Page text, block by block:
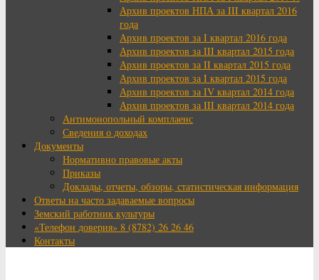
Архив проектов НПА за III квартал 2016
года
Архив проектов за I квартал 2016 года
Архив проектов за III квартал 2015 года
Архив проектов за II квартал 2015 года
Архив проектов за I квартал 2015 года
Архив проектов за IV квартал 2014 года
Архив проектов за III квартал 2014 года
Антимонопольный комплаенс
Сведения о доходах
Документы
Нормативно правовые акты
Приказы
Доклады, отчеты, обзоры, статистическая информация
Ответы на часто задаваемые вопросы
Земский работник культуры
«Телефон доверия» 8 (8782) 26 26 46
Контакты